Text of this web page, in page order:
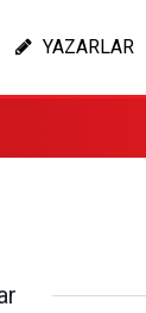
YAZARLAR